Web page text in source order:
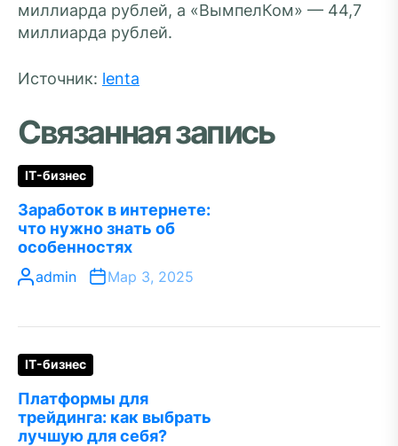
миллиарда рублей, а «ВымпелКом» — 44,7
миллиарда рублей.
Источник: lenta
Связанная запись
IT-бизнес
Заработок в интернете:
что нужно знать об
особенностях
admin Мар 3, 2025
IT-бизнес
Платформы для
трейдинга: как выбрать
лучшую для себя?